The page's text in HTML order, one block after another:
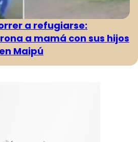
a refugiarse:
a mamá con sus hijos
Maipú